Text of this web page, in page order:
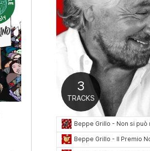
2
0
5
2
0
1
6